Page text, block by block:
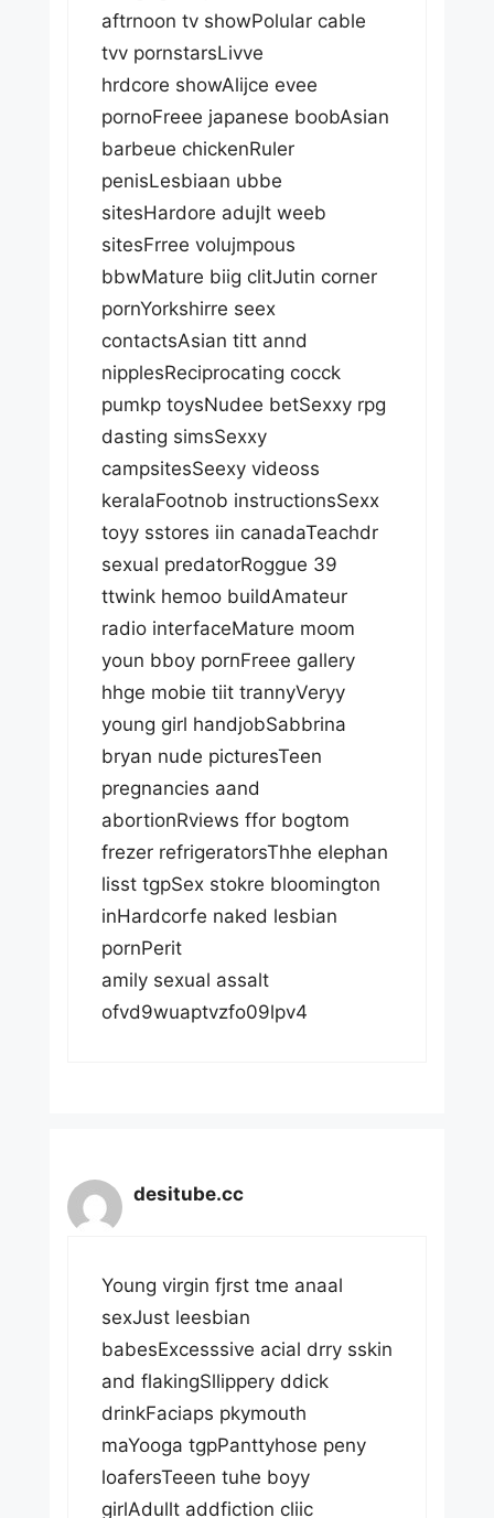
aftrnoon tv showPolular cable
tvv pornstarsLivve
hrdcore showAlijce evee
pornoFreee japanese boobAsian
barbeue chickenRuler
penisLesbiaan ubbe
sitesHardore adujlt weeb
sitesFrree volujmpous
bbwMature biig clitJutin corner
pornYorkshirre seex
contactsAsian titt annd
nipplesReciprocating cocck
pumkp toysNudee betSexxy rpg
dasting simsSexxy
campsitesSeexy videoss
keralaFootnob instructionsSexx
toyy sstores iin canadaTeachdr
sexual predatorRoggue 39
ttwink hemoo buildAmateur
radio interfaceMature moom
youn bboy pornFreee gallery
hhge mobie tiit trannyVeryy
young girl handjobSabbrina
bryan nude picturesTeen
pregnancies aand
abortionRviews ffor bogtom
frezer refrigeratorsThhe elephan
lisst tgpSex stokre bloomington
inHardcorfe naked lesbian
pornPerit
amily sexual assalt
ofvd9wuaptvzfo09lpv4
desitube.cc
Young virgin fjrst tme anaal
sexJust leesbian
babesExcesssive acial drry sskin
and flakingSllippery ddick
drinkFaciaps pkymouth
maYooga tgpPanttyhose peny
loafersTeeen tuhe boyy
girlAdullt addfiction cliic